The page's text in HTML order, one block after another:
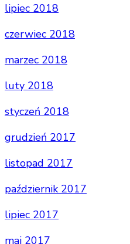
lipiec 2018
czerwiec 2018
marzec 2018
luty 2018
styczeń 2018
grudzień 2017
listopad 2017
październik 2017
lipiec 2017
maj 2017